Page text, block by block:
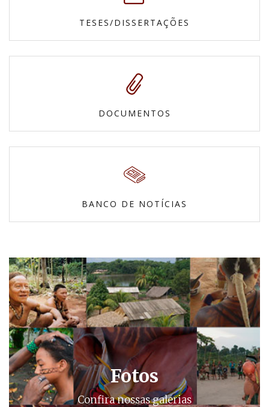
TESES/DISSERTAÇÕES
DOCUMENTOS
BANCO DE NOTÍCIAS
Fotos
Confira nossas galerias